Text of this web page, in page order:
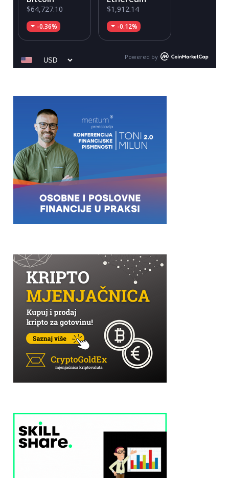
$64,727.10
-0.36%
$1,912.14
-0.12%
Powered by